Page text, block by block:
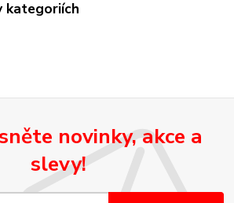
kategoriích
novinky, akce a
slevy!